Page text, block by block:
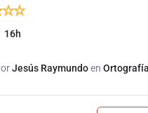
★★
16h
Jesús Raymundoen Ortografía